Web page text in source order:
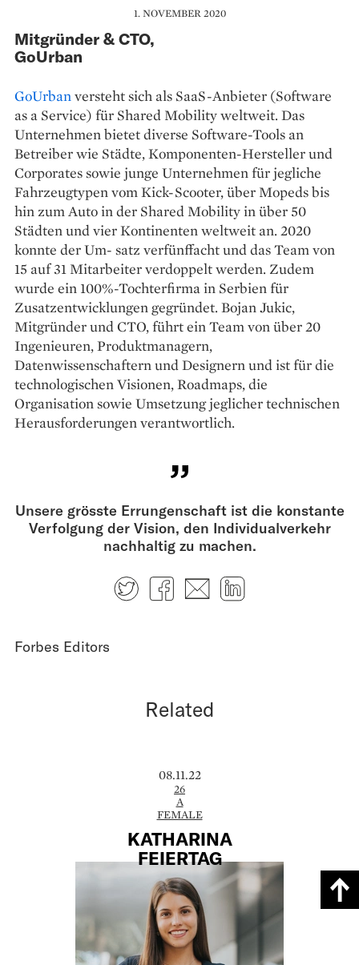
1. NOVEMBER 2020
Mitgründer & CTO,
GoUrban
GoUrbanversteht sich als SaaS-Anbieter (Software
as a Service) für Shared Mobility weltweit. Das
Unternehmen bietet diverse Software-Tools an
Betreiber wie Städte, Komponenten-Hersteller und
Corporates sowie junge Unternehmen für jegliche
Fahrzeugtypen vom Kick-Scooter, über Mopeds bis
hin zum Auto in der Shared Mobility in über 50
Städten und vier Kontinenten weltweit an. 2020
konnte der Um- satz verfünffacht und das Team von
15 auf 31 Mitarbeiter verdoppelt werden. Zudem
wurde ein 100%-Tochterfirma in Serbien für
Zusatzentwicklungen gegründet. Bojan Jukic,
Mitgründer und CTO, führt ein Team von über 20
Ingenieuren, Produktmanagern,
Datenwissenschaftern und Designern und ist für die
technologischen Visionen, Roadmaps, die
Organisation sowie Umsetzung jeglicher technischen
Herausforderungen verantwortlich.
Unsere grösste Errungenschaft ist die konstante
Verfolgung der Vision, den Individualverkehr
nachhaltig zu machen.
TwitterFacebook
E-mail
Forbes Editors
Related
08.11.22
26
A
FEMALE
KATHARINA
FEIERTAG